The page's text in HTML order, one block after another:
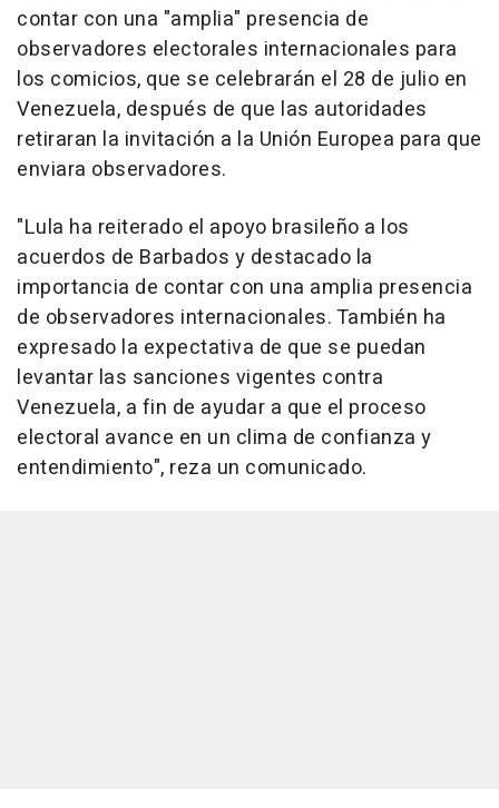
contar con una "amplia" presencia de
observadores electorales internacionales para
los comicios, que se celebrarán el 28 de julio en
Venezuela, después de que las autoridades
retiraran la invitación a la Unión Europea para que
enviara observadores.
"Lula ha reiterado el apoyo brasileño a los
acuerdos de Barbados y destacado la
importancia de contar con una amplia presencia
de observadores internacionales. También ha
expresado la expectativa de que se puedan
levantar las sanciones vigentes contra
Venezuela, a fin de ayudar a que el proceso
electoral avance en un clima de confianza y
entendimiento", reza un comunicado.